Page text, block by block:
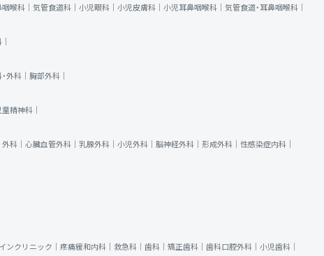
喉科｜ 気管食道科｜ 小児眼科｜ 小児皮膚科｜ 小児耳鼻咽喉科｜ 気管食道・耳鼻咽喉科｜
外科｜ 胸部外科｜
童精神科｜
外科｜ 心臓血管外科｜ 乳腺外科｜ 小児外科｜ 脳神経外科｜ 形成外科｜ 性感染症内科｜
ンクリニック｜ 疼痛緩和内科｜ 救急科｜ 歯科｜ 矯正歯科｜ 歯科口腔外科｜ 小児歯科｜